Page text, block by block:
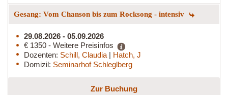
Gesang: Vom Chanson bis zum Rocksong - intensiv
29.08.2026 - 05.09.2026
€ 1350 - Weitere Preisinfos
Dozenten: Schill, Claudia | Hatch, J
Domizil: Seminarhof Schleglberg
Zur Buchung